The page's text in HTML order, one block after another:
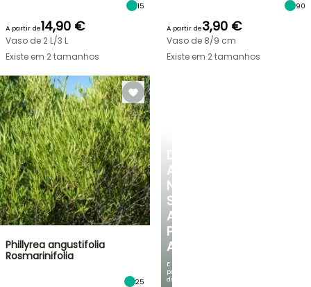
DESCUBRA
A
NOSSA
SELEÇÃO
A
PREÇOS
ACESSÍVEIS
E
poupe
dinheiro!
15
A partir de14,90 €
Vaso de 2 L/3 L
Existe em 2 tamanhos
90
A partir de3,90 €
Vaso de 8/9 cm
Existe em 2 tamanhos
Phillyrea angustifolia
Rosmarinifolia
25